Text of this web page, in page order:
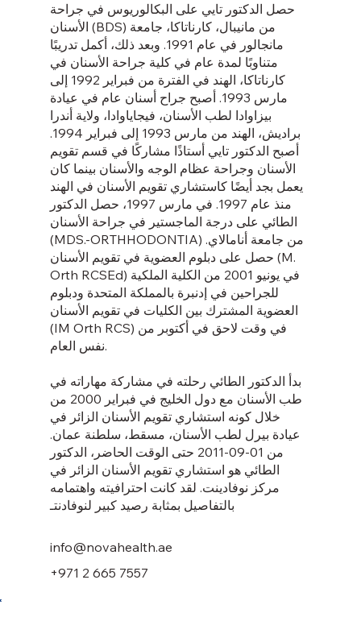
حصل الدكتور تايي على البكالوريوس في جراحة
الأسنان (BDS) من مانيبال، كارناتاكا، جامعة
مانجالور في عام 1991. وبعد ذلك، أكمل تدريبًا
متناوبًا لمدة عام في كلية جراحة الأسنان في
كارناتاكا، الهند في الفترة من فبراير 1992 إلى
مارس 1993. أصبح جراح أسنان عام في عيادة
بيزاوادا لطب الأسنان، فيجاياوادا، ولاية أندرا
براديش، الهند من مارس 1993 إلى فبراير 1994.
أصبح الدكتور تايي أستاذًا مشاركًا في قسم تقويم
الأسنان وجراحة عظام الوجه والأسنان بينما كان
يعمل بجد أيضًا كاستشاري تقويم الأسنان في الهند
منذ عام 1997. في مارس 1997، حصل الدكتور
الطائي على درجة الماجستير في جراحة الأسنان
(MDS.-ORTHHODONTIA) من جامعة أنامالاي.
حصل على دبلوم العضوية في تقويم الأسنان (M.
Orth RCSEd) في يونيو 2001 من الكلية الملكية
للجراحين في إدنبرة بالمملكة المتحدة ودبلوم
العضوية المشترك بين الكليات في تقويم الأسنان
(IM Orth RCS) في وقت لاحق في أكتوبر من
نفس العام.
بدأ الدكتور الطائي رحلته في مشاركة مهاراته في
طب الأسنان مع دول الخليج في فبراير 2000 من
خلال كونه استشاري تقويم الأسنان الزائر في
عيادة بيرل لطب الأسنان، مسقط، سلطنة عمان.
من 01-09-2011 حتى الوقت الحاضر، الدكتور
الطائي هو استشاري تقويم الأسنان الزائر في
مركز نوفادينت. لقد كانت احترافيته واهتمامه
بالتفاصيل بمثابة رصيد كبير لنوفادنتـ
info@novahealth.ae
+971 2 665 7557